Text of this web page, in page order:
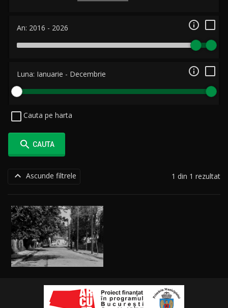
An: 2016 - 2026 
Luna: Ianuarie - Decembrie 
Cauta pe harta
 CAUTA
 Ascunde filtrele 1 din 1 rezultat